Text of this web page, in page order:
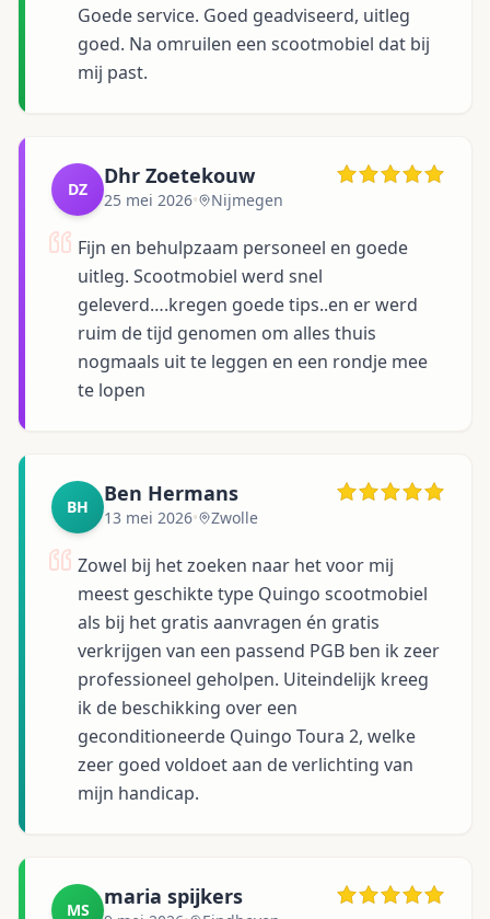
Goede service. Goed geadviseerd, uitleg
goed. Na omruilen een scootmobiel dat bij
mij past.
DZ
Dhr Zoetekouw
25 mei 2026• Nijmegen
Fijn en behulpzaam personeel en goede
uitleg. Scootmobiel werd snel
geleverd….kregen goede tips..en er werd
ruim de tijd genomen om alles thuis
nogmaals uit te leggen en een rondje mee
te lopen
BH
Ben Hermans
13 mei 2026• Zwolle
Zowel bij het zoeken naar het voor mij
meest geschikte type Quingo scootmobiel
als bij het gratis aanvragen én gratis
verkrijgen van een passend PGB ben ik zeer
professioneel geholpen. Uiteindelijk kreeg
ik de beschikking over een
geconditioneerde Quingo Toura 2, welke
zeer goed voldoet aan de verlichting van
mijn handicap.
MS
maria spijkers